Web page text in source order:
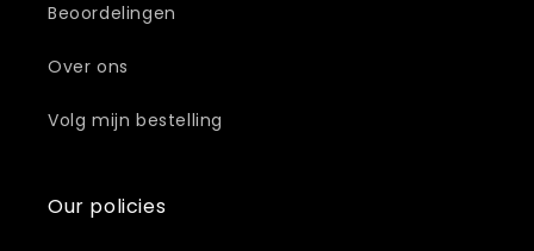
Beoordelingen
Over ons
Volg mijn bestelling
Our policies